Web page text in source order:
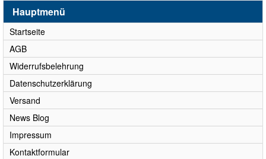
Hauptmenü
Startseite
AGB
Widerrufsbelehrung
Datenschutzerklärung
Versand
News Blog
Impressum
Kontaktformular